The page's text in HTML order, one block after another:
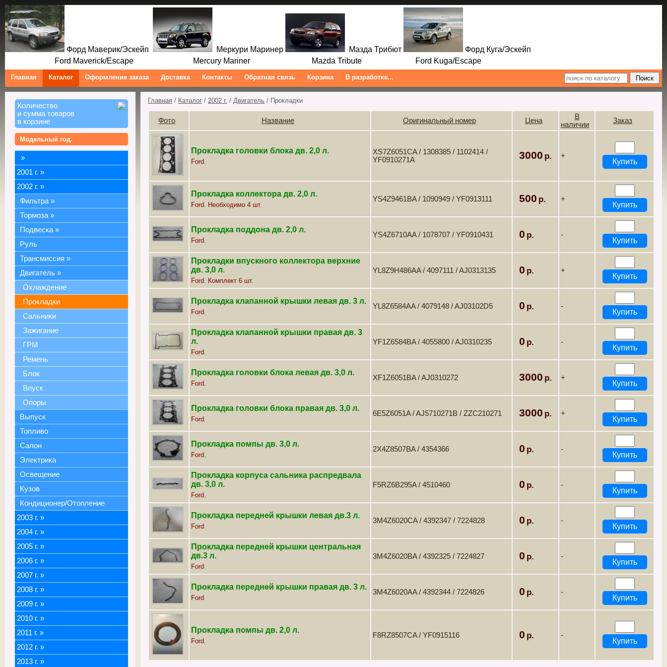
Форд Маверик/Эскейп Меркури Маринер Мазда Трибют
Форд Куга/Эскейп
Ford Maverick/Escape Mercury Mariner Mazda Tribute Ford Kuga/Escape
Главная Каталог Оформление заказа Доставка Контакты Обратная связь Корзина В разработке...
Количество
и сумма товаров
в корзине
Модельный год.
»
2001 г. »
2002 г. »
Фильтра »
Тормоза »
Подвеска »
Руль
Трансмиссия »
Двигатель »
Охлаждение
Прокладки
Сальники
Зажигание
ГРМ
Ремень
Блок
Впуск
Опоры
Выпуск
Топливо
Салон
Электрика
Освещение
Кузов
Кондиционер/Отопление
2003 г. »
2004 г. »
2005 г. »
2006 г. »
2007 г. »
2008 г. »
2009 г. »
2010 г. »
2011 г. »
2012 г. »
2013 г. »
Главная / Каталог / 2002 г. / Двигатель / Прокладки
Фото Название Оригинальный номер Цена
В
наличии
Заказ
Прокладка головки блока дв. 2,0 л.
Ford.
XS7Z6051CA / 1308385 / 1102414 /
YF0910271A
3000 +
Прокладка коллектора дв. 2,0 л.
Ford. Необходимо 4 шт.
YS4Z9461BA / 1090949 / YF0913111 500 +
Прокладка поддона дв. 2,0 л.
Ford.
YS4Z6710AA / 1078707 / YF0910431 0 -
Прокладки впускного коллектора верхние
дв. 3,0 л.
Ford. Комплект 6 шт.
YL8Z9H486AA / 4097111 / AJ0313135 0 +
Прокладка клапанной крышки левая дв. 3 л.
Ford.
YL8Z6584AA / 4079148 / AJ03102D5 0 -
Прокладка клапанной крышки правая дв. 3
л.
Ford.
YF1Z6584BA / 4055800 / AJ0310235 0 -
Прокладка головки блока левая дв. 3,0 л.
Ford.
XF1Z6051BA / AJ0310272 3000 +
Прокладка головки блока правая дв. 3,0 л.
Ford.
6E5Z6051A / AJ5710271B / ZZC210271 3000 +
Прокладка помпы дв. 3,0 л.
Ford.
2X4Z8507BA / 4354366 0 -
Прокладка корпуса сальника распредвала
дв. 3,0 л.
Ford.
F5RZ6B295A / 4510460 0 -
Прокладка передней крышки левая дв.3 л.
Ford
3M4Z6020CA / 4392347 / 7224828 0 -
Прокладка передней крышки центральная
дв.3 л.
Ford
3M4Z6020BA / 4392325 / 7224827 0 -
Прокладка передней крышки правая дв. 3 л.
Ford
3M4Z6020AA / 4392344 / 7224826 0 -
Прокладка помпы дв. 2,0 л.
Ford.
F8RZ8507CA / YF0915116 0 -